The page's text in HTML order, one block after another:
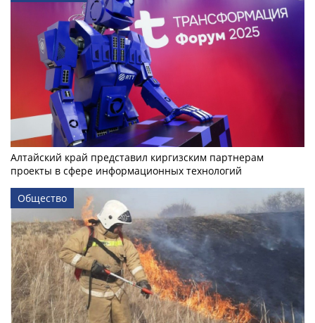
Алтайский край представил киргизским партнерам
проекты в сфере информационных технологий
Общество